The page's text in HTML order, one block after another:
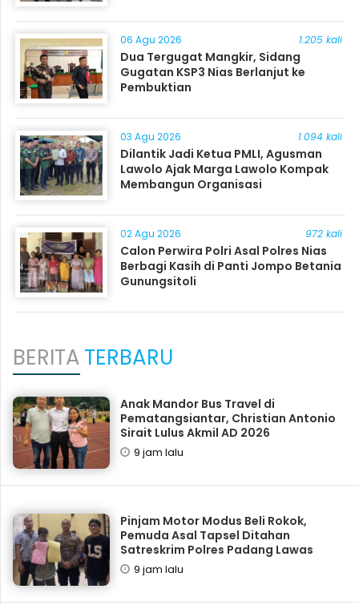
06 Agu 2026 1.205 kali
Dua Tergugat Mangkir, Sidang
Gugatan KSP3 Nias Berlanjut ke
Pembuktian
03 Agu 2026 1.094 kali
Dilantik Jadi Ketua PMLI, Agusman
Lawolo Ajak Marga Lawolo Kompak
Membangun Organisasi
02 Agu 2026 972 kali
Calon Perwira Polri Asal Polres Nias
Berbagi Kasih di Panti Jompo Betania
Gunungsitoli
BERITATERBARU
Anak Mandor Bus Travel di
Pematangsiantar, Christian Antonio
Sirait Lulus Akmil AD 2026
9 jam lalu
Pinjam Motor Modus Beli Rokok,
Pemuda Asal Tapsel Ditahan
Satreskrim Polres Padang Lawas
9 jam lalu